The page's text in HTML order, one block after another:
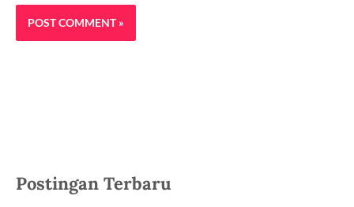
Postingan Terbaru